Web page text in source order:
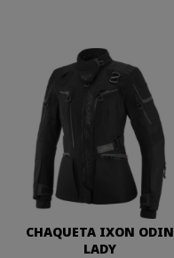
CHAQUETA IXON ODIN
LADY